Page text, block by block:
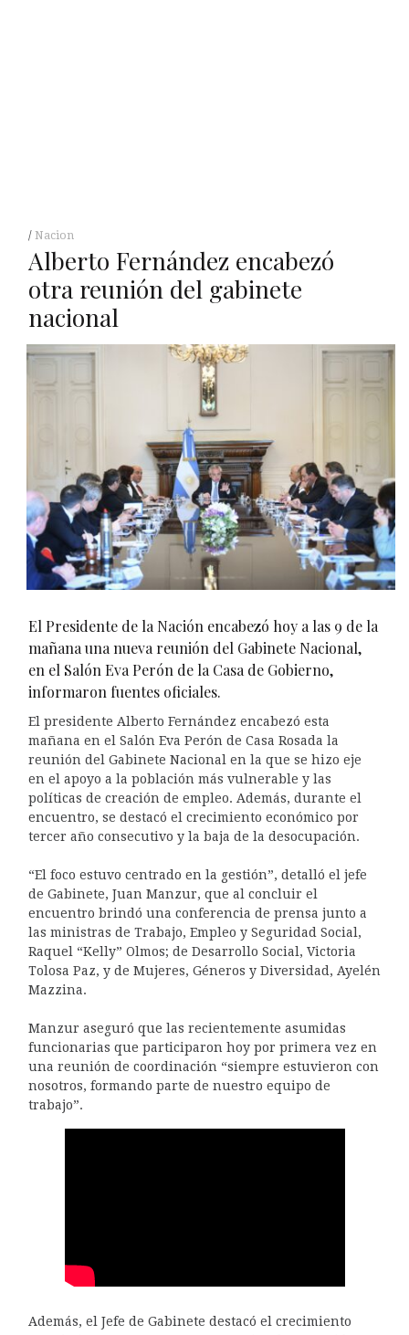
Nacion
Alberto Fernández encabezó
otra reunión del gabinete
nacional
El Presidente de la Nación encabezó hoy a las 9 de la
mañana una nueva reunión del Gabinete Nacional,
en el Salón Eva Perón de la Casa de Gobierno,
informaron fuentes oficiales.
El presidente Alberto Fernández encabezó esta
mañana en el Salón Eva Perón de Casa Rosada la
reunión del Gabinete Nacional en la que se hizo eje
en el apoyo a la población más vulnerable y las
políticas de creación de empleo. Además, durante el
encuentro, se destacó el crecimiento económico por
tercer año consecutivo y la baja de la desocupación.
“El foco estuvo centrado en la gestión”, detalló el jefe
de Gabinete, Juan Manzur, que al concluir el
encuentro brindó una conferencia de prensa junto a
las ministras de Trabajo, Empleo y Seguridad Social,
Raquel “Kelly” Olmos; de Desarrollo Social, Victoria
Tolosa Paz, y de Mujeres, Géneros y Diversidad, Ayelén
Mazzina.
Manzur aseguró que las recientemente asumidas
funcionarias que participaron hoy por primera vez en
una reunión de coordinación “siempre estuvieron con
nosotros, formando parte de nuestro equipo de
trabajo”.
Además, el Jefe de Gabinete destacó el crecimiento